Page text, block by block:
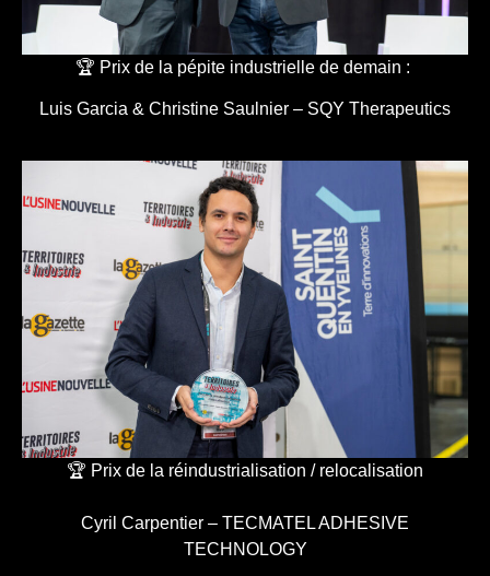
🏆 Prix de la pépite industrielle de demain :
Luis Garcia & Christine Saulnier – SQY Therapeutics
🏆 Prix de la réindustrialisation / relocalisation
Cyril Carpentier – TECMATEL ADHESIVE
TECHNOLOGY